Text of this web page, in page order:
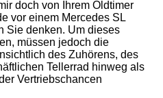
doch von Ihrem Oldtimer
vor einem Mercedes SL
Sie denken. Um dieses
müssen jedoch die
des Zuhörens, des
Tellerrad hinweg als
Vertriebschancen